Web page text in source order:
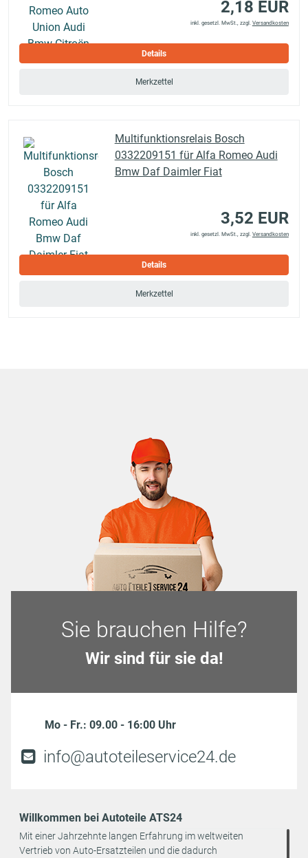
2,18 EUR
inkl. gesetzl. MwSt., zzgl. Versandkosten
Details
Merkzettel
Multifunktionsrelais Bosch
0332209151 für Alfa Romeo Audi
Bmw Daf Daimler Fiat
3,52 EUR
inkl. gesetzl. MwSt., zzgl. Versandkosten
Details
Merkzettel
Sie brauchen Hilfe?
Wir sind für sie da!
Mo - Fr.: 09.00 - 16:00 Uhr
info@autoteileservice24.de
Willkommen bei Autoteile ATS24
Mit einer Jahrzehnte langen Erfahrung im weltweiten
Vertrieb von Auto-Ersatzteilen und die dadurch